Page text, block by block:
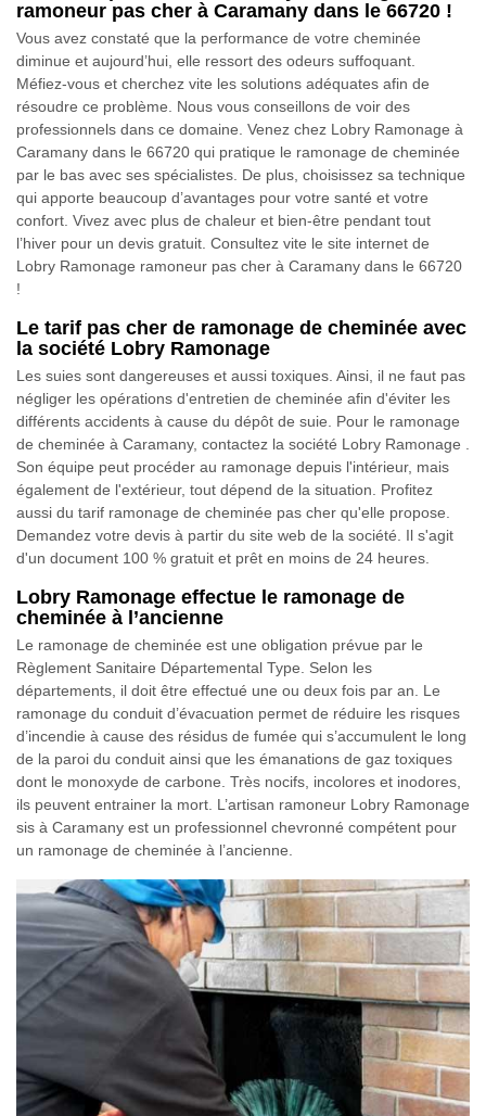
ramoneur pas cher à Caramany dans le 66720 !
Vous avez constaté que la performance de votre cheminée
diminue et aujourd’hui, elle ressort des odeurs suffoquant.
Méfiez-vous et cherchez vite les solutions adéquates afin de
résoudre ce problème. Nous vous conseillons de voir des
professionnels dans ce domaine. Venez chez Lobry Ramonage à
Caramany dans le 66720 qui pratique le ramonage de cheminée
par le bas avec ses spécialistes. De plus, choisissez sa technique
qui apporte beaucoup d’avantages pour votre santé et votre
confort. Vivez avec plus de chaleur et bien-être pendant tout
l’hiver pour un devis gratuit. Consultez vite le site internet de
Lobry Ramonage ramoneur pas cher à Caramany dans le 66720
!
Le tarif pas cher de ramonage de cheminée avec
la société Lobry Ramonage
Les suies sont dangereuses et aussi toxiques. Ainsi, il ne faut pas
négliger les opérations d'entretien de cheminée afin d'éviter les
différents accidents à cause du dépôt de suie. Pour le ramonage
de cheminée à Caramany, contactez la société Lobry Ramonage .
Son équipe peut procéder au ramonage depuis l'intérieur, mais
également de l'extérieur, tout dépend de la situation. Profitez
aussi du tarif ramonage de cheminée pas cher qu'elle propose.
Demandez votre devis à partir du site web de la société. Il s'agit
d'un document 100 % gratuit et prêt en moins de 24 heures.
Lobry Ramonage effectue le ramonage de
cheminée à l’ancienne
Le ramonage de cheminée est une obligation prévue par le
Règlement Sanitaire Départemental Type. Selon les
départements, il doit être effectué une ou deux fois par an. Le
ramonage du conduit d’évacuation permet de réduire les risques
d’incendie à cause des résidus de fumée qui s’accumulent le long
de la paroi du conduit ainsi que les émanations de gaz toxiques
dont le monoxyde de carbone. Très nocifs, incolores et inodores,
ils peuvent entrainer la mort. L’artisan ramoneur Lobry Ramonage
sis à Caramany est un professionnel chevronné compétent pour
un ramonage de cheminée à l’ancienne.